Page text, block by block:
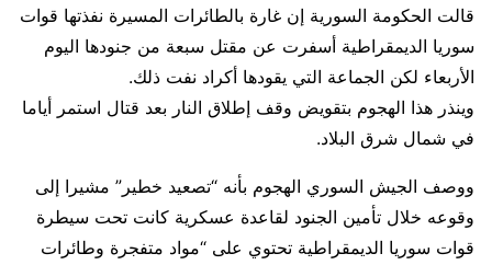
قالت الحكومة السورية إن غارة بالطائرات المسيرة نفذتها قوات
سوريا الديمقراطية أسفرت عن مقتل سبعة من جنودها اليوم
الأربعاء لكن الجماعة التي يقودها أكراد نفت ذلك.
وينذر هذا الهجوم بتقويض وقف إطلاق النار بعد قتال استمر أياما
في شمال شرق البلاد.
ووصف الجيش السوري الهجوم بأنه “تصعيد خطير” مشيرا إلى
وقوعه خلال تأمين الجنود لقاعدة عسكرية كانت تحت سيطرة
قوات سوريا الديمقراطية تحتوي على “مواد متفجرة وطائرات